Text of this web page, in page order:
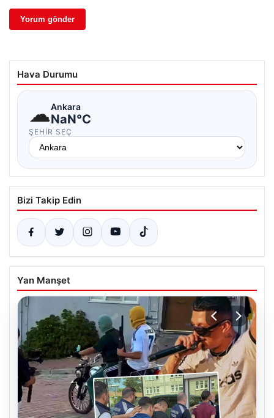
Hava Durumu
☁Ankara
NaN°C
ŞEHIR SEÇ
Bizi Takip Edin
Yan Manşet